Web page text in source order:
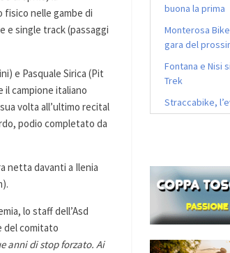
nelle gambe di
e single track (passaggi
e Pasquale Sirica (Pit
il campione italiano
volta all’ultimo recital
podio completato da
netta davanti a Ilenia
lo staff dell’Asd
del comitato
anni di stop forzato. Ai
buona la prima
Monterosa
gara del
Fontana e Nisi
Trek
Straccabike,